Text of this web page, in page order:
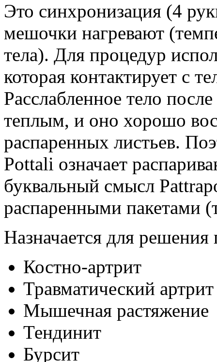
Это синхронизация (4
мешочки нагревают
тела). Для процедур
которая контактирует с
Расслабленное тело
теплым, и оно хорошо
распаренных листьев.
Pottali означает
буквальный смысл
распаренными пакетами
Назначается для
Костно-артрит
Травматический артрит
Мышечная растяжение
Тендинит
Бурсит